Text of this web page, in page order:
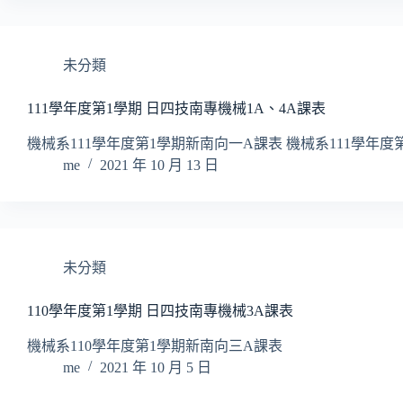
未分類
111學年度第1學期 日四技南專機械1A、4A課表
機械系111學年度第1學期新南向一A課表 機械系111學年度
me
2021 年 10 月 13 日
未分類
110學年度第1學期 日四技南專機械3A課表
機械系110學年度第1學期新南向三A課表
me
2021 年 10 月 5 日